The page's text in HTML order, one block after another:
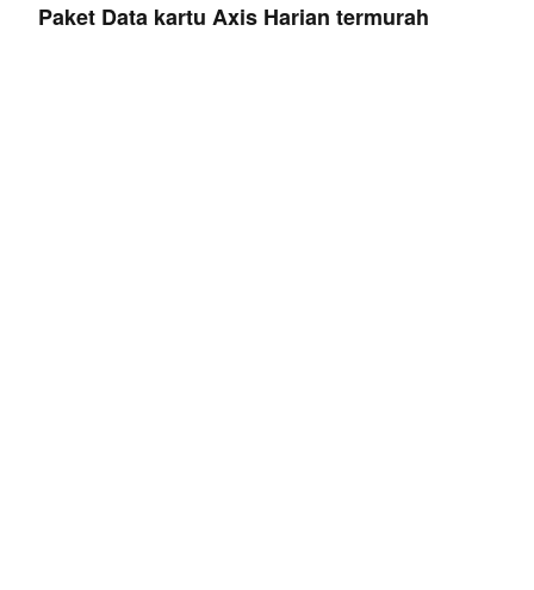
Paket Data kartu Axis Harian termurah